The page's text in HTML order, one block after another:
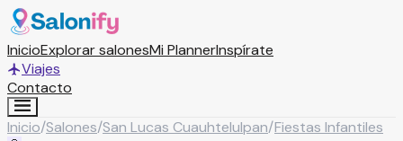
InicioExplorar salonesMi PlannerInspírate
Viajes
Contacto
Inicio/Salones/San Lucas Cuauhtelulpan/Fiestas Infantiles